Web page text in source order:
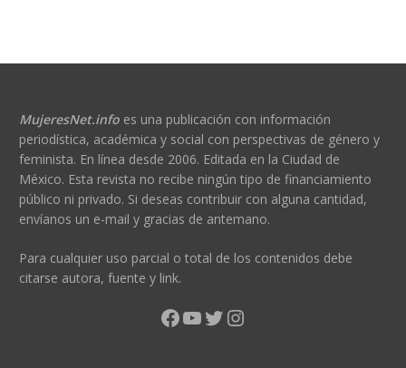
MujeresNet.infoes una publicación con información
periodística, académica y social con perspectivas de género y
feminista. En línea desde 2006. Editada en la Ciudad de
México. Esta revista no recibe ningún tipo de financiamiento
público ni privado. Si deseas contribuir con alguna cantidad,
envíanos un e-mail y gracias de antemano.
Para cualquier uso parcial o total de los contenidos debe
citarse autora, fuente y link.
Facebook
YouTube
Twitter
Instagram